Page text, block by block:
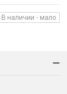
В наличии - мало